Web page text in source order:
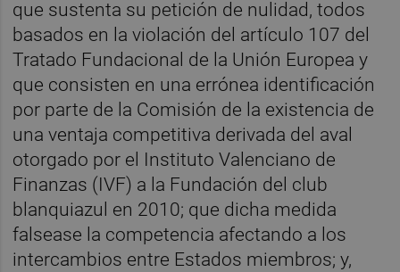
que sustenta su petición de nulidad, todos
basados en la violación del artículo 107 del
Tratado Fundacional de la Unión Europea y
que consisten en una errónea identificación
por parte de la Comisión de la existencia de
una ventaja competitiva derivada del aval
otorgado por el Instituto Valenciano de
Finanzas (IVF) a la Fundación del club
blanquiazul en 2010; que dicha medida
falsease la competencia afectando a los
intercambios entre Estados miembros; y,